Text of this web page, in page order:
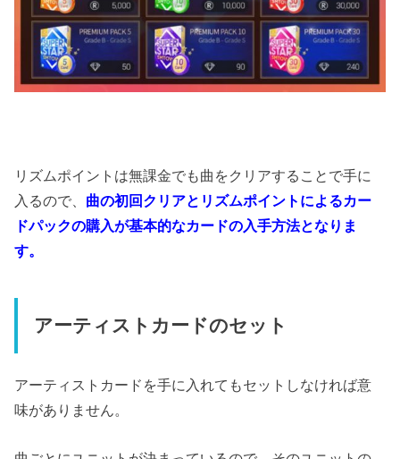
リズムポイントは無課金でも曲をクリアすることで手に
入るので、 曲の初回クリアとリズムポイントによるカー
ドパックの購入が基本的なカードの入手方法となりま
す。
アーティストカードのセット
アーティストカードを手に入れてもセットしなければ意
味がありません。